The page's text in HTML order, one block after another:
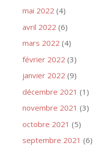
mai 2022 (4)
avril 2022 (6)
mars 2022 (4)
février 2022 (3)
janvier 2022 (9)
décembre 2021 (1)
novembre 2021 (3)
octobre 2021 (5)
septembre 2021 (6)